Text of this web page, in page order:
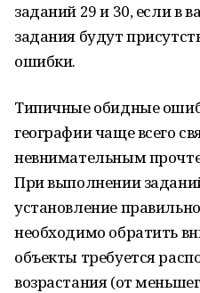
заданий 29 и 30, если в
задания будут
ошибки.
Типичные обидные
географии чаще всего
невнимательным
При выполнении заданий
установление
необходимо обратить
объекты требуется
возрастания (от